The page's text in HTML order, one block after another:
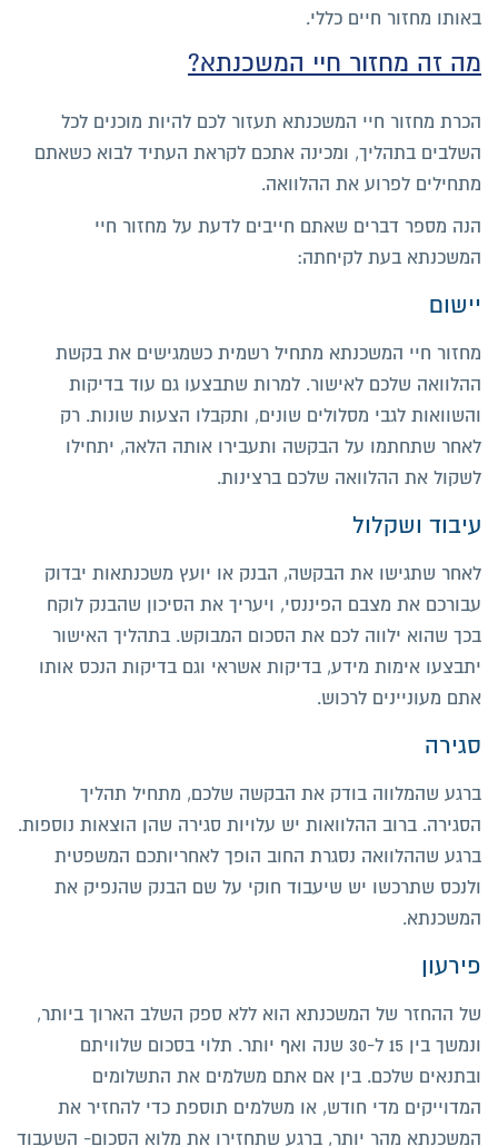
באותו מחזור חיים כללי.
מה זה מחזור חיי המשכנתא?
הכרת מחזור חיי המשכנתא תעזור לכם להיות מוכנים לכל
השלבים בתהליך, ומכינה אתכם לקראת העתיד לבוא כשאתם
מתחילים לפרוע את ההלוואה.
הנה מספר דברים שאתם חייבים לדעת על מחזור חיי
המשכנתא בעת לקיחתה:
יישום
מחזור חיי המשכנתא מתחיל רשמית כשמגישים את בקשת
ההלוואה שלכם לאישור. למרות שתבצעו גם עוד בדיקות
והשוואות לגבי מסלולים שונים, ותקבלו הצעות שונות. רק
לאחר שתחתמו על הבקשה ותעבירו אותה הלאה, יתחילו
לשקול את ההלוואה שלכם ברצינות.
עיבוד ושקלול
לאחר שתגישו את הבקשה, הבנק או יועץ משכנתאות יבדוק
עבורכם את מצבם הפיננסי, ויעריך את הסיכון שהבנק לוקח
בכך שהוא ילווה לכם את הסכום המבוקש. בתהליך האישור
יתבצעו אימות מידע, בדיקות אשראי וגם בדיקות הנכס אותו
אתם מעוניינים לרכוש.
סגירה
ברגע שהמלווה בודק את הבקשה שלכם, מתחיל תהליך
הסגירה. ברוב ההלוואות יש עלויות סגירה שהן הוצאות נוספות.
ברגע שההלוואה נסגרת החוב הופך לאחריותכם המשפטית
ולנכס שתרכשו יש שיעבוד חוקי על שם הבנק שהנפיק את
המשכנתא.
פירעון
של ההחזר של המשכנתא הוא ללא ספק השלב הארוך ביותר,
ונמשך בין 15 ל-30 שנה ואף יותר. תלוי בסכום שלוויתם
ובתנאים שלכם. בין אם אתם משלמים את התשלומים
המדוייקים מדי חודש, או משלמים תוספת כדי להחזיר את
המשכנתא מהר יותר, ברגע שתחזירו את מלוא הסכום- השעבוד